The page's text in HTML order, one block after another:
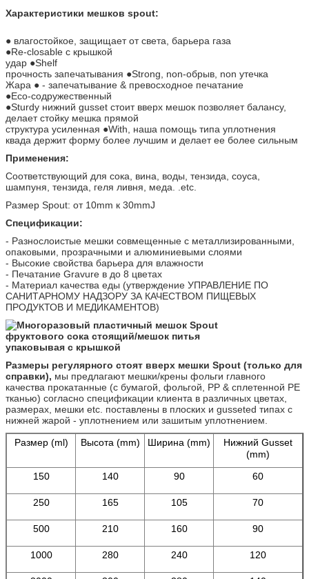
Характеристики мешков spout:
● влагостойкое, защищает от света, барьера газа
●Re-closable с крышкой
удар ●Shelf
прочность запечатывания ●Strong, non-обрыв, non утечка
Жара ● - запечатывание & превосходное печатание
●Eco-содружественный
●Sturdy нижний gusset стоит вверх мешок позволяет балансу,
делает стойку мешка прямой
структура усиленная ●With, наша помощь типа уплотнения
квада держит форму более лучшим и делает ее более сильным
Применения:
Соответствующий для сока, вина, воды, тензида, соуса,
шампуня, тензида, геля ливня, меда. .etc.
Размер Spout: от 10mm к 30mmJ
Спецификации:
- Разнослоистые мешки совмещенные с металлизированными,
опаковыми, прозрачными и алюминиевыми слоями
- Высокие свойства барьера для влажности
- Печатание Gravure в до 8 цветах
- Материал качества еды (утверждение УПРАВЛЕНИЕ ПО
САНИТАРНОМУ НАДЗОРУ ЗА КАЧЕСТВОМ ПИЩЕВЫХ
ПРОДУКТОВ И МЕДИКАМЕНТОВ)
Размеры регулярного стоят вверх мешки Spout (только для
справки), мы предлагают мешки/крены фольги главного
качества прокатанные (с бумагой, фольгой, PP & сплетенной PE
тканью) согласно спецификации клиента в различных цветах,
размерах, мешки etc. поставлены в плоских и gusseted типах с
нижней жарой - уплотнением или зашитым уплотнением.
Размер (ml)
Высота (mm) Ширина (mm)
Нижний Gusset
(mm)
150
140 90 60
250 165 105 70
500 210 160 90
1000 280 240 120